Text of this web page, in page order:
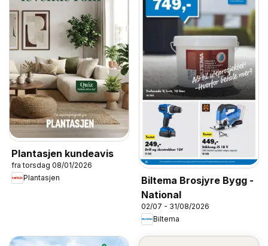
Plantasjen kundeavis
fra torsdag 08/01/2026
Plantasjen
Biltema Brosjyre Bygg -
National
02/07 - 31/08/2026
Biltema